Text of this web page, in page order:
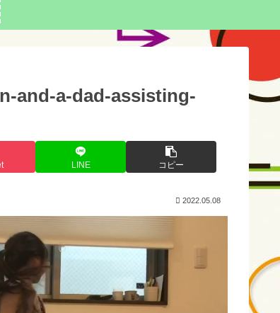
and-a-dad-assisting-
LINE コピー
2022.05.08